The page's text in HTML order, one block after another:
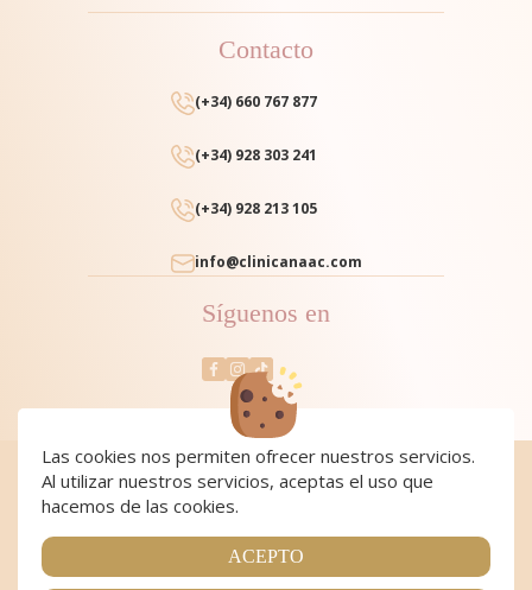
Las cookies nos permiten ofrecer nuestros servicios.
Al utilizar nuestros servicios, aceptas el uso que
hacemos de las cookies.
ACEPTO
Contacto
(+34) 660 767 877
(+34) 928 303 241
(+34) 928 213 105
info@clinicanaac.com
Síguenos en
Cookies| Cookies policy|Aviso Legal y Política de Privacidad
Condiciones de compra
Página realizada porWeb Las Palmas